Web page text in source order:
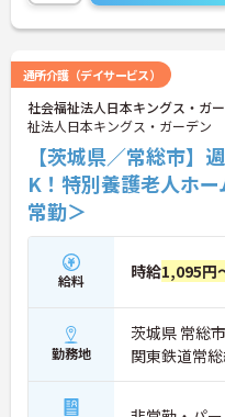
通所介護（デイサービス）
社会福祉法人日本キングス・ガ
祉法人日本キングス・ガーデン
【茨城県／常総市】
K！特別養護老人ホ
常勤＞
給料 時給1,095円
勤務地
茨城県 常総
関東鉄道常